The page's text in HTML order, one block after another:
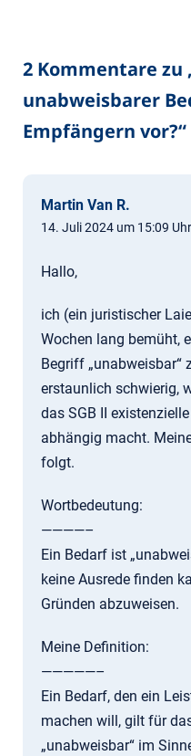
2 Kommentare zu
unabweisbarer
Empfängern vor?“
Martin Van R.
14. Juli 2024 um 15:09 Uhr
Hallo,
ich (ein juristischer
Wochen lang bemüht,
Begriff „unabweisbar“
erstaunlich schwierig,
das SGB II
abhängig macht.
folgt.
Wortbedeutung:
————–
Ein Bedarf ist
keine Ausrede finden
Gründen abzuweisen.
Meine Definition:
—————–
Ein Bedarf, den ein
machen will, gilt für
„unabweisbar“ im